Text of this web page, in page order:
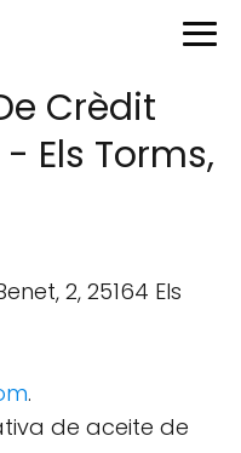
Crèdit
Els Torms,
2, 25164 Els
.
de aceite de